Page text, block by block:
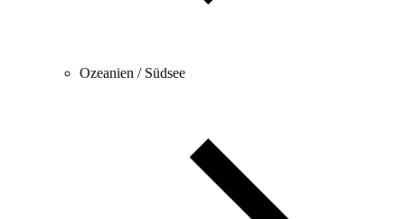
Ozeanien / Südsee